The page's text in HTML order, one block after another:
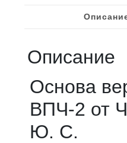
Описание
Основa
ВПЧ-2 от
Ю. С.